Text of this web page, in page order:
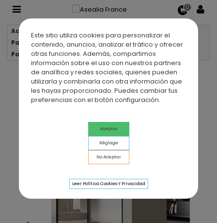
Este sitio utiliza cookies para personalizar el
contenido, anuncios, analizar el tráfico y ofrecer
otras funciones. Además, compartimos
información sobre el uso con nuestros partners
de analítica y redes sociales, quienes pueden
utilizarla y combinarla con otra información que
les hayas proporcionado. Puedes cambiar tus
preferencias con el botón configuración.
Aceptar
Réglage
No Aceptar
Leer Política Cookies Y Privacidad
0
Accueil
Parois de douche 1 verre fixe + 1 porte coulissante
Paroi de douche VF + PC LUNA NOIR